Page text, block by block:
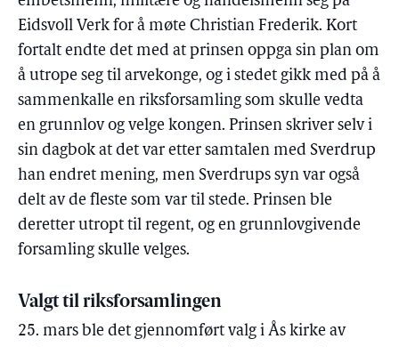
Eidsvoll Verk for å møte Christian Frederik. Kort
fortalt endte det med at prinsen oppga sin plan om
å utrope seg til arvekonge, og i stedet gikk med på å
sammenkalle en riksforsamling som skulle vedta
en grunnlov og velge kongen. Prinsen skriver selv i
sin dagbok at det var etter samtalen med Sverdrup
han endret mening, men Sverdrups syn var også
delt av de fleste som var til stede. Prinsen ble
deretter utropt til regent, og en grunnlovgivende
forsamling skulle velges.
Valgt til riksforsamlingen
25. mars ble det gjennomført valg i Ås kirke av